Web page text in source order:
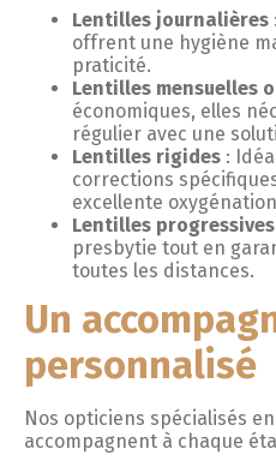
Lentilles journalières
offrent une hygiène
praticité.
Lentilles mensuelles
économiques, elles
régulier avec une
Lentilles rigides :
corrections
excellente
Lentilles progressives
presbytie tout en
toutes les distances.
Un
personnalisé
Nos opticiens spécialisés
accompagnent à chaque